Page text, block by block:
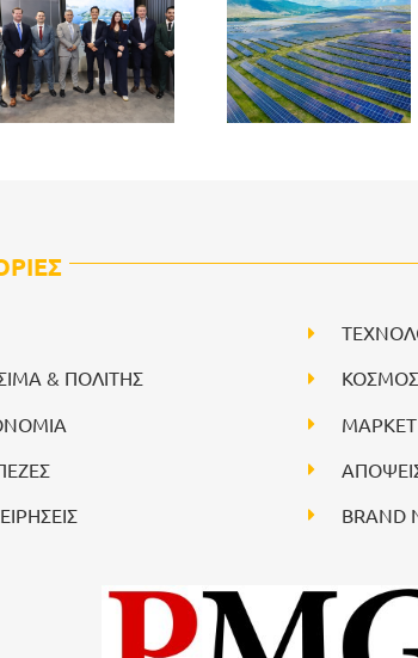
& ΠΟΛΙΤΗΣ
ΚΟΣΜΟΣ
ΜΑΡΚΕΤ
BRAND